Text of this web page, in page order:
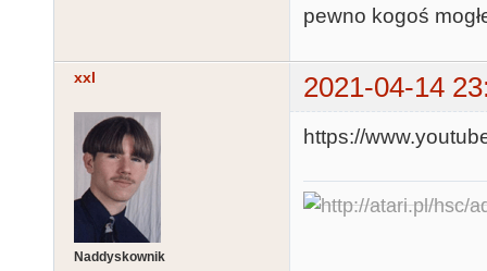
pewno kogoś
xxl 2021-04-14
Naddyskownik
https://